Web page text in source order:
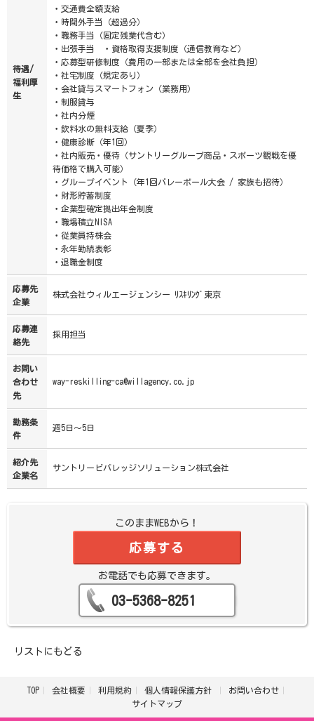
待遇/
福利厚
生
・交通費全額支給
・時間外手当（超過分）
・職務手当（固定残業代含む）
・出張手当 ・資格取得支援制度（通信教育など）
・応募型研修制度（費用の一部または全部を会社負担）
・社宅制度（規定あり）
・会社貸与スマートフォン（業務用）
・制服貸与
・社内分煙
・飲料水の無料支給（夏季）
・健康診断（年1回）
・社内販売・優待（サントリーグループ商品・スポーツ観戦を優
待価格で購入可能）
・グループイベント（年1回バレーボール大会 / 家族も招待）
・財形貯蓄制度
・企業型確定拠出年金制度
・職場積立NISA
・従業員持株会
・永年勤続表彰
・退職金制度
応募先
企業
株式会社ウィルエージェンシー ﾘｽｷﾘﾝｸﾞ東京
応募連
絡先
採用担当
お問い
合わせ
先
way-reskilling-ca@willagency.co.jp
勤務条
件
週5日～5日
紹介先
企業名
サントリービバレッジソリューション株式会社
このままWEBから！
応募する
お電話でも応募できます。
03-5368-8251
リストにもどる
TOP 会社概要 利用規約 個人情報保護方針
お問い合わせ
サイトマップ